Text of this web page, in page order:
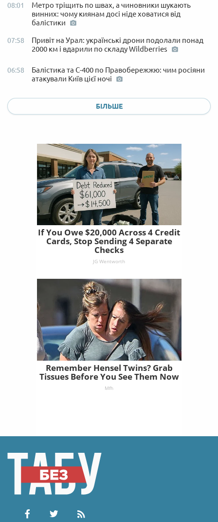
08:01
Метро тріщить по швах, а чиновники шукають
винних: чому киянам досі ніде ховатися від
балістики
07:58
Привіт на Урал: українські дрони подолали понад
2000 км і вдарили по складу Wildberries
06:58
Балістика та С-400 по Правобережжю: чим росіяни
атакували Київ цієї ночі
БІЛЬШЕ
If You Owe $20,000 Across 4 Credit
Cards, Stop Sending 4 Separate
Checks
JG Wentworth
Remember Hensel Twins? Grab
Tissues Before You See Them Now
Mfh